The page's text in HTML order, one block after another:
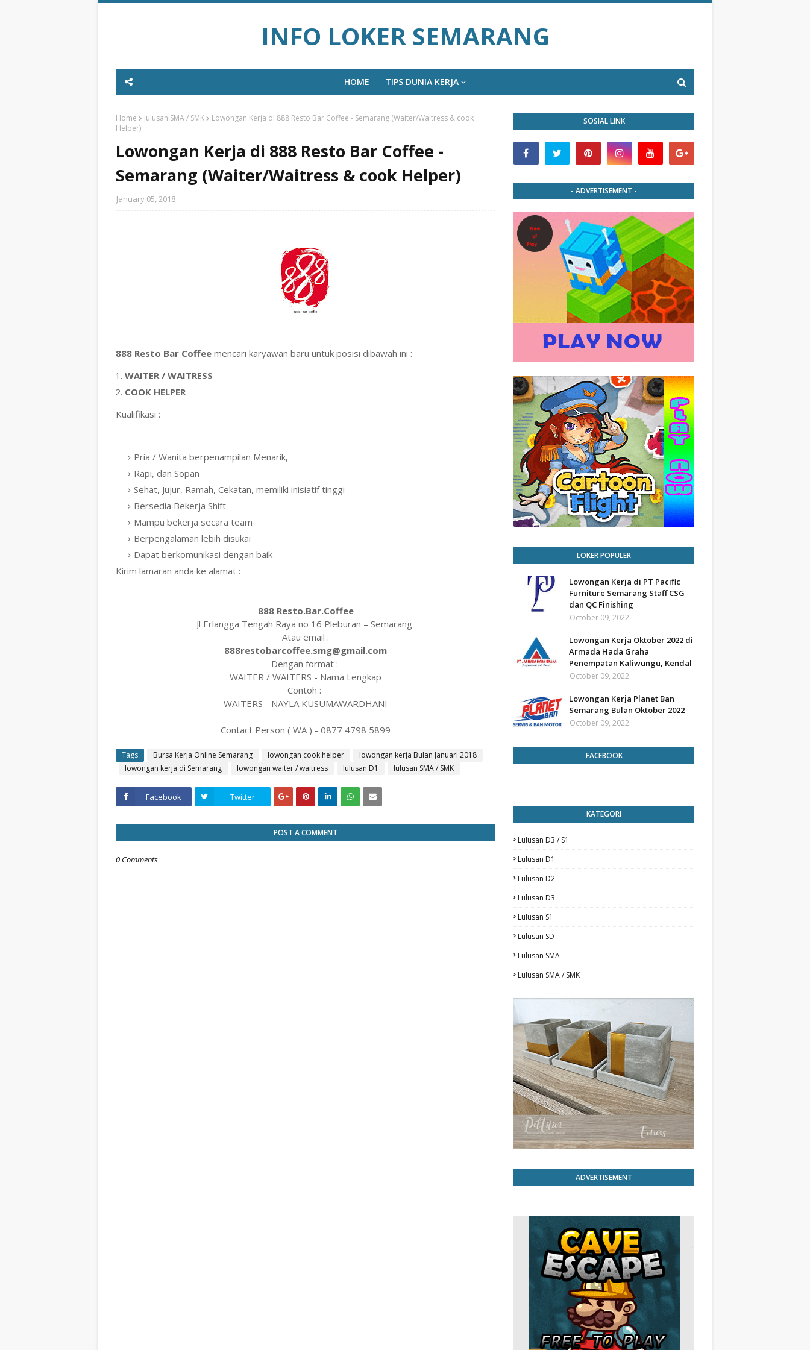
INFO LOKER SEMARANG
HOME TIPS DUNIA KERJA
Home lulusan SMA / SMK
Lowongan Kerja di 888 Resto Bar Coffee - Semarang (Waiter/Waitress & cook
Helper)
Lowongan Kerja di 888 Resto Bar Coffee -
Semarang (Waiter/Waitress & cook Helper)
January 05, 2018
888 Resto Bar Coffee mencari karyawan baru untuk posisi dibawah ini :
WAITER / WAITRESS
COOK HELPER
Kualifikasi :
Pria / Wanita berpenampilan Menarik,
Rapi, dan Sopan
Sehat, Jujur, Ramah, Cekatan, memiliki inisiatif tinggi
Bersedia Bekerja Shift
Mampu bekerja secara team
Berpengalaman lebih disukai
Dapat berkomunikasi dengan baik
Kirim lamaran anda ke alamat :
888 Resto.Bar.Coffee
Jl Erlangga Tengah Raya no 16 Pleburan – Semarang
Atau email :
888restobarcoffee.smg@gmail.com
Dengan format :
WAITER / WAITERS - Nama Lengkap
Contoh :
WAITERS - NAYLA KUSUMAWARDHANI
Contact Person ( WA ) - 0877 4798 5899
Tags Bursa Kerja Online Semarang lowongan cook helper
lowongan kerja Bulan Januari 2018
lowongan kerja di Semarang
lowongan waiter / waitress lulusan D1 lulusan SMA / SMK
Facebook Twitter
POST A COMMENT
0 Comments
SOSIAL LINK
- ADVERTISEMENT -
LOKER POPULER
Lowongan Kerja di PT Pacific
Furniture Semarang Staff CSG
dan QC Finishing
October 09, 2022
Lowongan Kerja Oktober 2022 di
Armada Hada Graha
Penempatan Kaliwungu, Kendal
October 09, 2022
Lowongan Kerja Planet Ban
Semarang Bulan Oktober 2022
October 09, 2022
FACEBOOK
KATEGORI
Lulusan D3 / S1
Lulusan D1
Lulusan D2
Lulusan D3
Lulusan S1
Lulusan SD
Lulusan SMA
Lulusan SMA / SMK
ADVERTISEMENT